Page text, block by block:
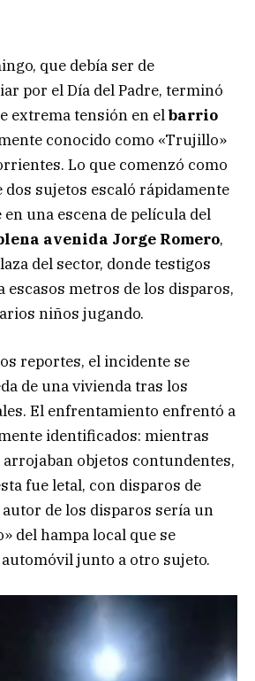
que debía ser de
por el Día del Padre, terminó
extrema tensión en elbarrio
conocido como «Trujillo»
Lo que comenzó como
sujetos escaló rápidamente
una escena de película del
avenida Jorge Romero,
del sector, donde testigos
escasos metros de los disparos,
niños jugando.
reportes, el incidente se
de una vivienda tras los
El enfrentamiento enfrentó a
identificados: mientras
arrojaban objetos contundentes,
fue letal, con disparos de
autor de los disparos sería un
del hampa local que se
junto a otro sujeto.